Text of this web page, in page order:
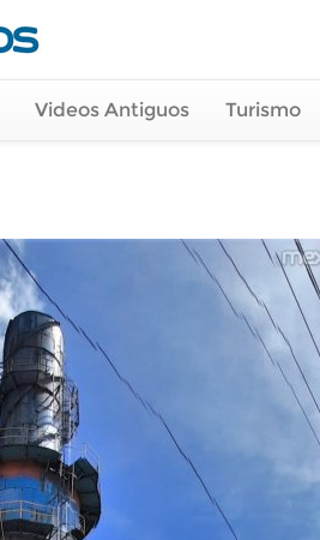
Videos Antiguos Turismo